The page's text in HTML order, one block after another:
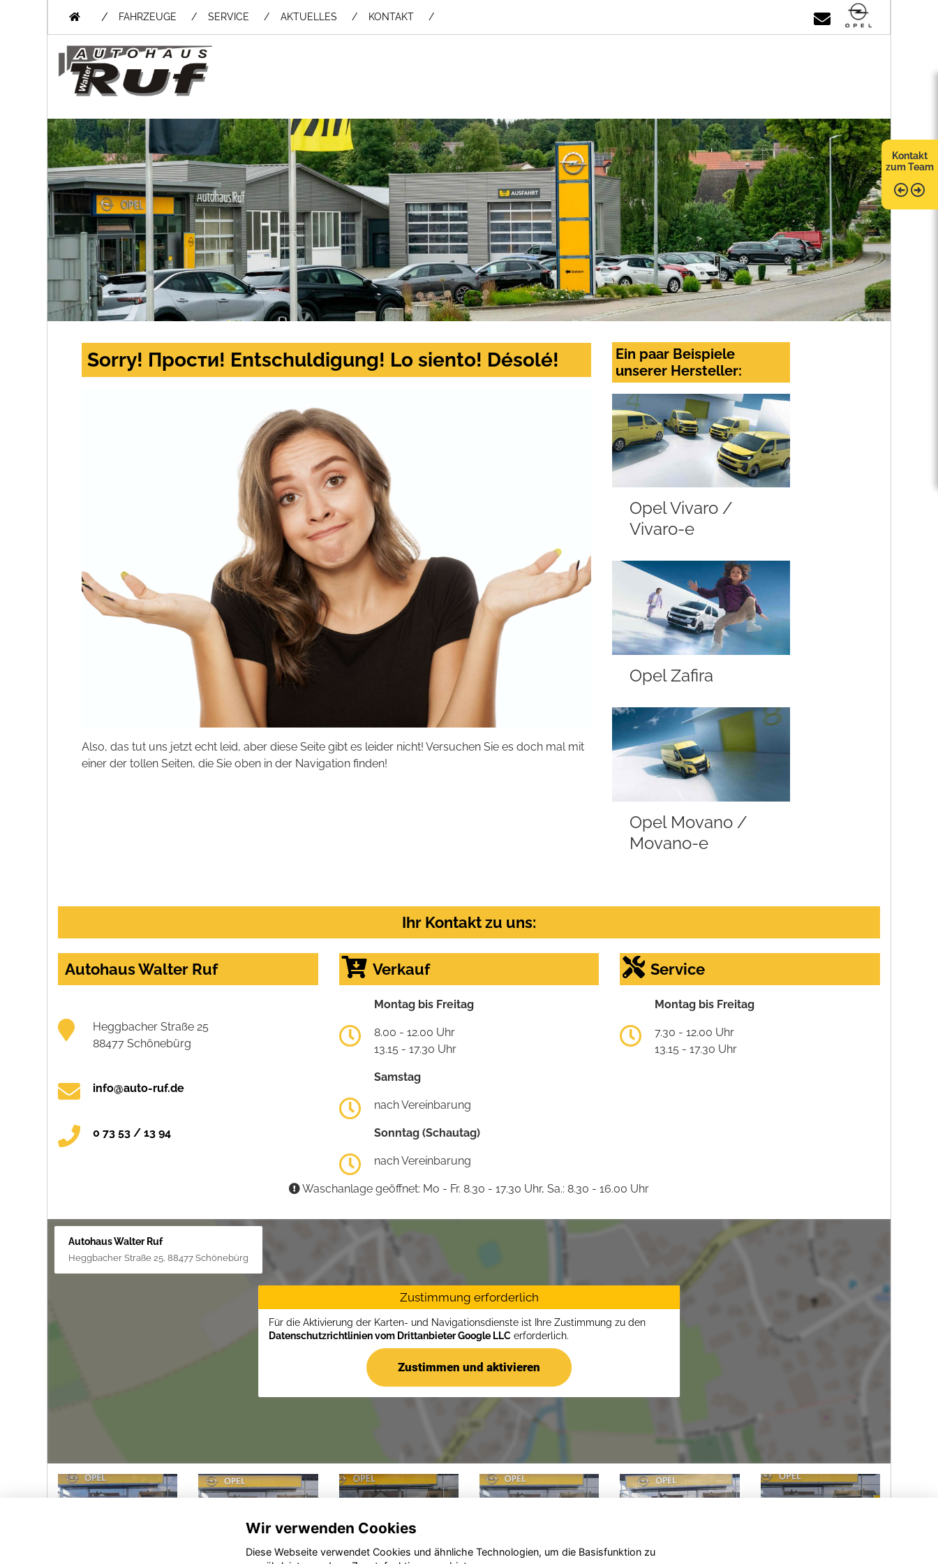
/ FAHRZEUGE SERVICE AKTUELLES KONTAKT
Kontakt
zum Team
Sorry! Прости! Entschuldigung! Lo siento! Désolé!
Also, das tut uns jetzt echt leid, aber diese Seite gibt es leider nicht! Versuchen Sie es doch mal mit
einer der tollen Seiten, die Sie oben in der Navigation finden!
Ein paar Beispiele
unserer Hersteller:
Opel Vivaro /
Vivaro-e
Opel Zafira
Opel Movano /
Movano-e
Ihr Kontakt zu uns:
Autohaus Walter Ruf
Heggbacher Straße 25
88477 Schönebürg
info@auto-ruf.de
0 73 53 / 13 94
Verkauf
Montag bis Freitag
8.00 - 12.00 Uhr
13.15 - 17.30 Uhr
Samstag
nach Vereinbarung
Sonntag (Schautag)
nach Vereinbarung
Service
Montag bis Freitag
7.30 - 12.00 Uhr
13.15 - 17.30 Uhr
Waschanlage geöffnet: Mo - Fr. 8.30 - 17.30 Uhr, Sa.: 8.30 - 16.00 Uhr
Autohaus Walter Ruf
Heggbacher Straße 25, 88477 Schönebürg
Zustimmung erforderlich
Für die Aktivierung der Karten- und Navigationsdienste ist Ihre Zustimmung zu den
Datenschutzrichtlinien vom Drittanbieter Google LLC erforderlich.
Zustimmen und aktivieren
Wir verwenden Cookies
Diese Webseite verwendet Cookies und ähnliche Technologien, um die Basisfunktion zu